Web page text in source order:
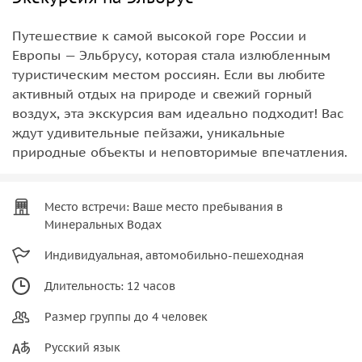
Путешествие к самой высокой горе России и
Европы — Эльбрусу, которая стала излюбленным
туристическим местом россиян. Если вы любите
активный отдых на природе и свежий горный
воздух, эта экскурсия вам идеально подходит! Вас
ждут удивительные пейзажи, уникальные
природные объекты и неповторимые впечатления.
Место встречи: Ваше место пребывания в
Минеральных Водах
Индивидуальная, автомобильно-пешеходная
Длительность: 12 часов
Размер группы до 4 человек
Русский язык